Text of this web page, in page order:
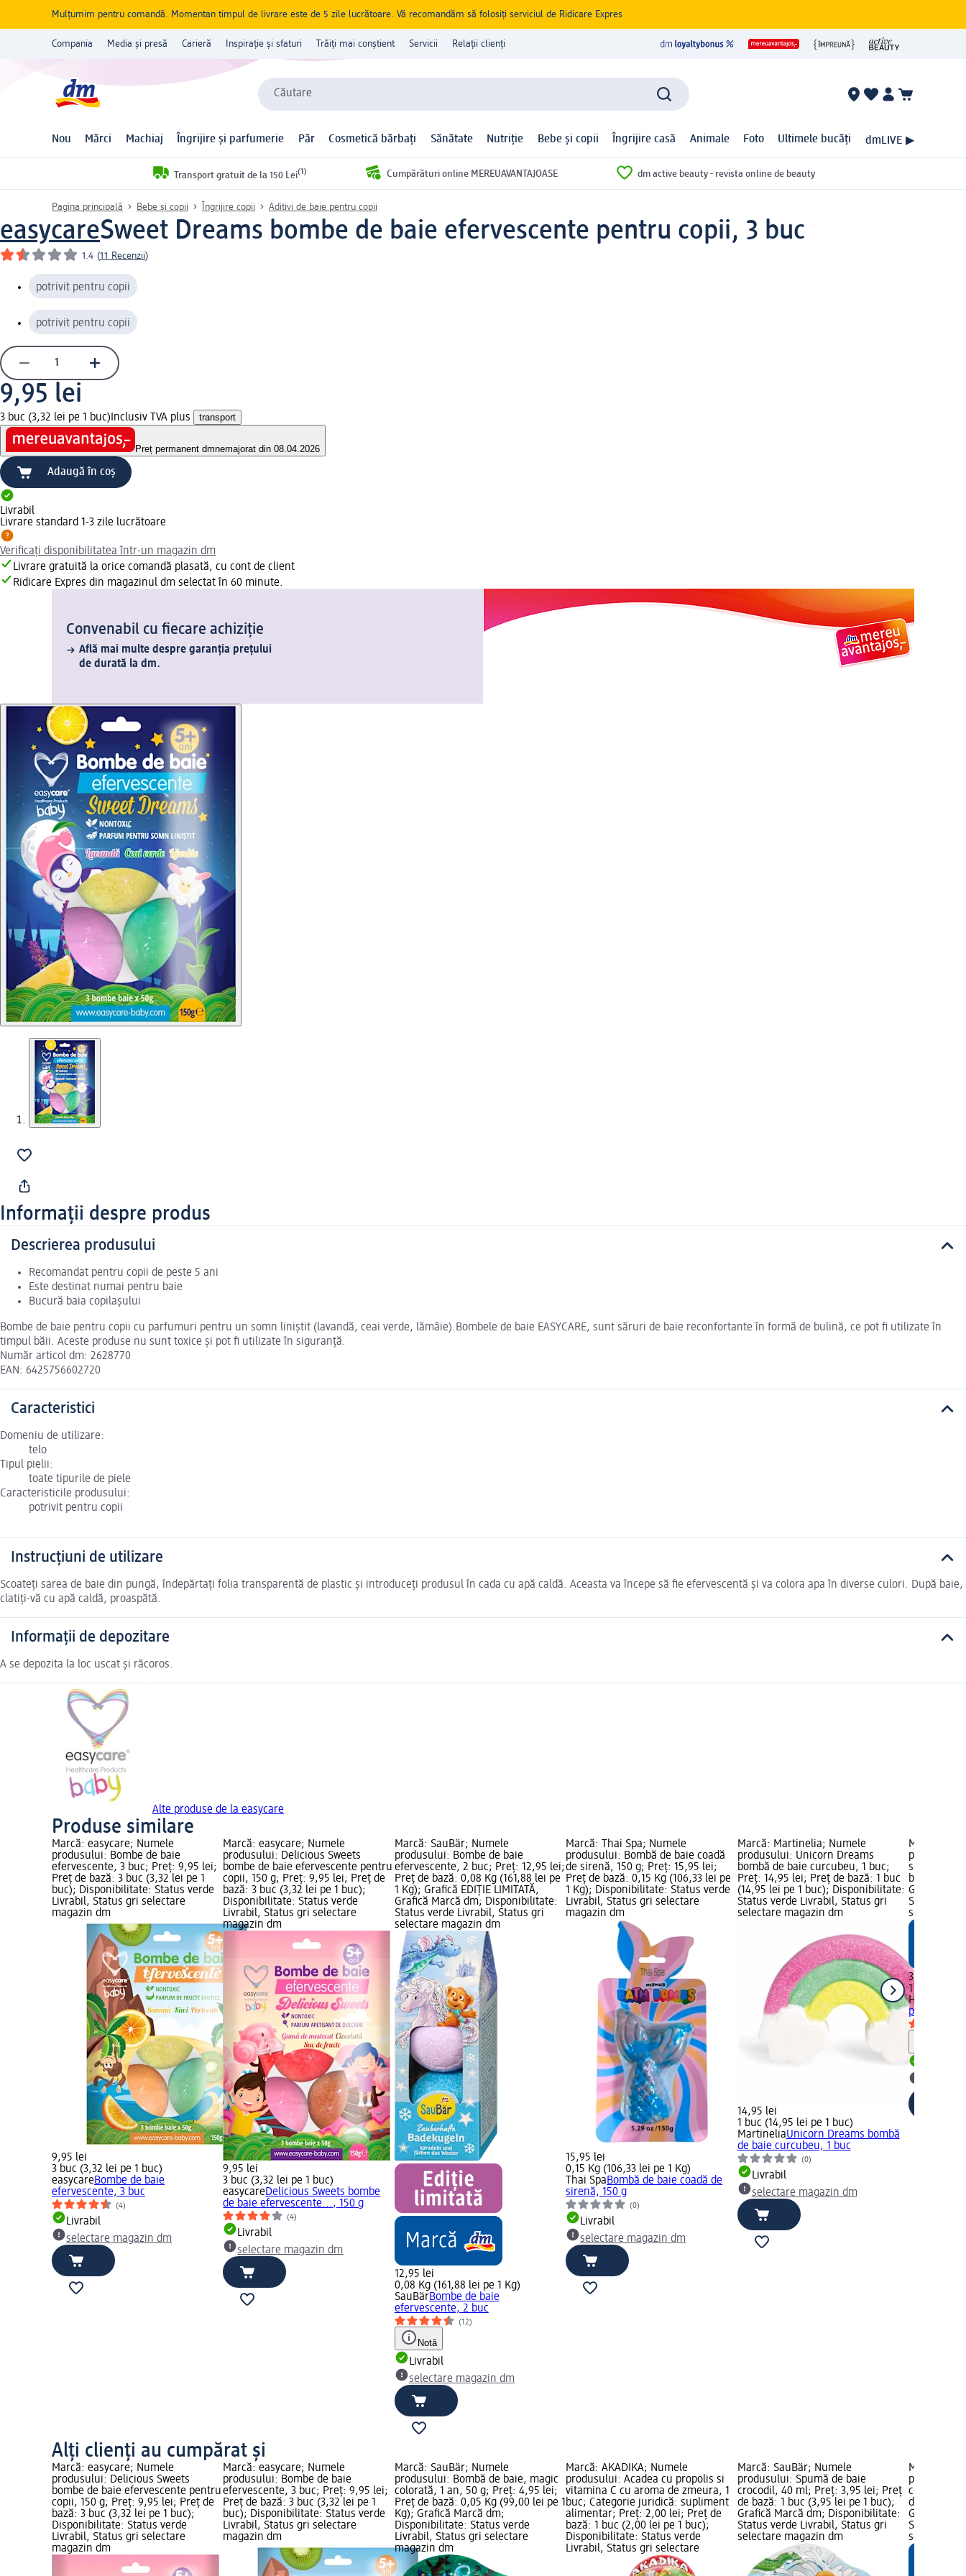
Mulțumim pentru comandă. Momentan timpul de livrare este de 5 zile lucrătoare. Vă recomandăm să folosiți serviciul de Ridicare Expres
Compania Media și presă Carieră Inspirație și sfaturi Trăiți mai conștient Servicii Relații clienți
Căutare
Nou Mărci Machiaj Îngrijire și parfumerie Păr Cosmetică bărbați Sănătate Nutriție Bebe și copii Îngrijire casă Animale Foto Ultimele bucăți dmLIVE ▶
Transport gratuit de la 150 Lei(1) Cumpărături online MEREUAVANTAJOASE dm active beauty - revista online de beauty
Pagina principală Bebe și copii Îngrijire copii Aditivi de baie pentru copii
easycareSweet Dreams bombe de baie efervescente pentru copii, 3 buc
1.4 (11 Recenzii)
potrivit pentru copii
potrivit pentru copii
9,95 lei
3 buc (3,32 lei pe 1 buc) Inclusiv TVA plus transport
Preț permanent dmnemajorat din 08.04.2026
Adaugă în coș
Livrabil
Livrare standard 1-3 zile lucrătoare
Verificați disponibilitatea într-un magazin dm
Livrare gratuită la orice comandă plasată, cu cont de client
Ridicare Expres din magazinul dm selectat în 60 minute.
Convenabil cu fiecare achiziție
Află mai multe despre garanția prețului
de durată la dm.
Informații despre produs
Descrierea produsului
Recomandat pentru copii de peste 5 ani
Este destinat numai pentru baie
Bucură baia copilaşului
Bombe de baie pentru copii cu parfumuri pentru un somn liniștit (lavandă, ceai verde, lămâie).Bombele de baie EASYCARE, sunt săruri de baie reconfortante în formă de bulină, ce pot fi utilizate în
timpul băii. Aceste produse nu sunt toxice și pot fi utilizate în siguranță.
Număr articol dm: 2628770
EAN: 6425756602720
Caracteristici
Domeniu de utilizare:
telo
Tipul pielii:
toate tipurile de piele
Caracteristicile produsului:
potrivit pentru copii
Instrucțiuni de utilizare
Scoateți sarea de baie din pungă, îndepărtați folia transparentă de plastic și introduceți produsul în cada cu apă caldă. Aceasta va începe să fie efervescentă și va colora apa în diverse culori. După baie,
clatiți-vă cu apă caldă, proaspătă.
Informații de depozitare
A se depozita la loc uscat și răcoros.
Alte produse de la easycare
Produse similare
Marcă: easycare; Numele
produsului: Bombe de baie
efervescente, 3 buc; Preț: 9,95 lei;
Preț de bază: 3 buc (3,32 lei pe 1
buc); Disponibilitate: Status verde
Livrabil, Status gri selectare
magazin dm
9,95 lei
3 buc (3,32 lei pe 1 buc)
easycareBombe de baie
efervescente, 3 buc
(4)
Livrabil
selectare magazin dm
Marcă: easycare; Numele
produsului: Delicious Sweets
bombe de baie efervescente pentru
copii, 150 g; Preț: 9,95 lei; Preț de
bază: 3 buc (3,32 lei pe 1 buc);
Disponibilitate: Status verde
Livrabil, Status gri selectare
magazin dm
9,95 lei
3 buc (3,32 lei pe 1 buc)
easycareDelicious Sweets bombe
de baie efervescente..., 150 g
(4)
Livrabil
selectare magazin dm
Marcă: SauBär; Numele
produsului: Bombe de baie
efervescente, 2 buc; Preț: 12,95 lei;
Preț de bază: 0,08 Kg (161,88 lei pe
1 Kg); Grafică EDIȚIE LIMITATĂ,
Grafică Marcă dm; Disponibilitate:
Status verde Livrabil, Status gri
selectare magazin dm
12,95 lei
0,08 Kg (161,88 lei pe 1 Kg)
SauBärBombe de baie
efervescente, 2 buc
(12)
Notă
Livrabil
selectare magazin dm
Marcă: Thai Spa; Numele
produsului: Bombă de baie coadă
de sirenă, 150 g; Preț: 15,95 lei;
Preț de bază: 0,15 Kg (106,33 lei pe
1 Kg); Disponibilitate: Status verde
Livrabil, Status gri selectare
magazin dm
15,95 lei
0,15 Kg (106,33 lei pe 1 Kg)
Thai SpaBombă de baie coadă de
sirenă, 150 g
(0)
Livrabil
selectare magazin dm
Marcă: Martinelia; Numele
produsului: Unicorn Dreams
bombă de baie curcubeu, 1 buc;
Preț: 14,95 lei; Preț de bază: 1 buc
(14,95 lei pe 1 buc); Disponibilitate:
Status verde Livrabil, Status gri
selectare magazin dm
14,95 lei
1 buc (14,95 lei pe 1 buc)
MartineliaUnicorn Dreams bombă
de baie curcubeu, 1 buc
(0)
Livrabil
selectare magazin dm
Marcă:
produsului:
somn, 20
bază: 1
Grafică
Status
selectare
3,95 lei
1 buc (3,95
pentru
Alți clienți au cumpărat și
Marcă: easycare; Numele
produsului: Delicious Sweets
bombe de baie efervescente pentru
copii, 150 g; Preț: 9,95 lei; Preț de
bază: 3 buc (3,32 lei pe 1 buc);
Disponibilitate: Status verde
Livrabil, Status gri selectare
magazin dm
Marcă: easycare; Numele
produsului: Bombe de baie
efervescente, 3 buc; Preț: 9,95 lei;
Preț de bază: 3 buc (3,32 lei pe 1
buc); Disponibilitate: Status verde
Livrabil, Status gri selectare
magazin dm
Marcă: SauBär; Numele
produsului: Bombă de baie, magic
colorată, 1 an, 50 g; Preț: 4,95 lei;
Preț de bază: 0,05 Kg (99,00 lei pe 1
Kg); Grafică Marcă dm;
Disponibilitate: Status verde
Livrabil, Status gri selectare
magazin dm
Marcă: AKADIKA; Numele
produsului: Acadea cu propolis si
vitamina C cu aroma de zmeura, 1
buc; Categorie juridică: supliment
alimentar; Preț: 2,00 lei; Preț de
bază: 1 buc (2,00 lei pe 1 buc);
Disponibilitate: Status verde
Livrabil, Status gri selectare
Marcă: SauBär; Numele
produsului: Spumă de baie
crocodil, 40 ml; Preț: 3,95 lei; Preț
de bază: 1 buc (3,95 lei pe 1 buc);
Grafică Marcă dm; Disponibilitate:
Status verde Livrabil, Status gri
selectare magazin dm
Marcă:
produsului:
copii, 250
de bază:
Grafică
Status
selectare